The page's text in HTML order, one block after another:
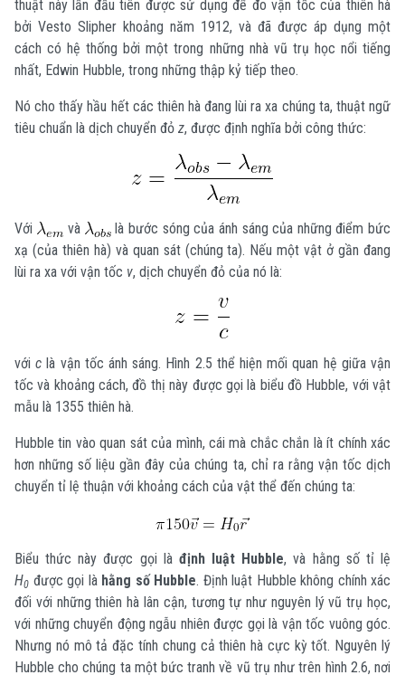
thuật này lần đầu tiên được sử dụng để đo vận tốc của thiên hà
bởi Vesto Slipher khoảng năm 1912, và đã được áp dụng một
cách có hệ thống bởi một trong những nhà vũ trụ học nổi tiếng
nhất, Edwin Hubble, trong những thập kỷ tiếp theo.
Nó cho thấy hầu hết các thiên hà đang lùi ra xa chúng ta, thuật ngữ
tiêu chuẩn là dịch chuyển đỏ z, được định nghĩa bởi công thức:
Với và
là bước sóng của ánh sáng của những điểm bức
xạ (của thiên hà) và quan sát (chúng ta). Nếu một vật ở gần đang
lùi ra xa với vận tốc v, dịch chuyển đỏ của nó là:
vớic là vận tốc ánh sáng. Hình 2.5 thể hiện mối quan hệ giữa vận
tốc và khoảng cách, đồ thị này được gọi là biểu đồ Hubble, với vật
mẫu là 1355 thiên hà.
Hubble tin vào quan sát của mình, cái mà chắc chắn là ít chính xác
hơn những số liệu gần đây của chúng ta, chỉ ra rằng vận tốc dịch
chuyển tỉ lệ thuận với khoảng cách của vật thể đến chúng ta:
Biểu thức này được gọi là định luật Hubble, và hằng số tỉ lệ
H0 được gọi là hằng số Hubble. Định luật Hubble không chính xác
đối với những thiên hà lân cận, tương tự như nguyên lý vũ trụ học,
với những chuyển động ngẫu nhiên được gọi là vận tốc vuông góc.
Nhưng nó mô tả đặc tính chung cả thiên hà cực kỳ tốt. Nguyên lý
Hubble cho chúng ta một bức tranh về vũ trụ như trên hình 2.6, nơi